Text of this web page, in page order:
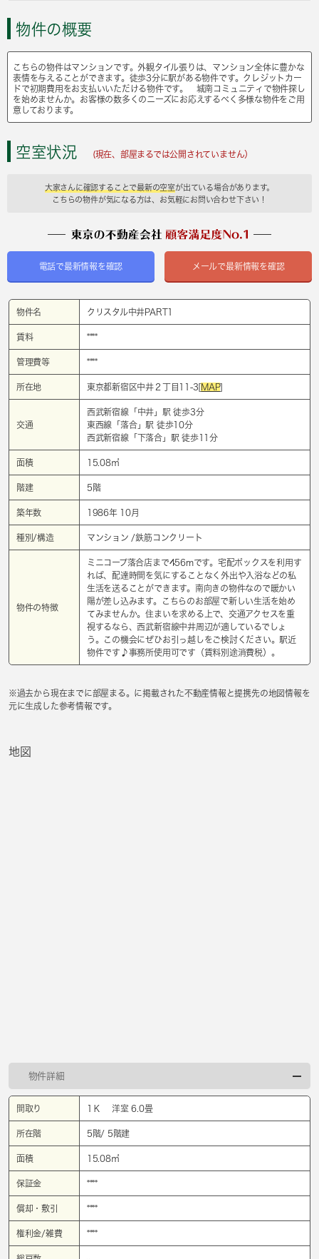
物件の概要
こちらの物件はマンションです。外観タイル張りは、マンション全体に豊かな
表情を与えることができます。徒歩3分に駅がある物件です。クレジットカー
ドで初期費用をお支払いいただける物件です。 城南コミュニティで物件探し
を始めませんか。お客様の数多くのニーズにお応えするべく多様な物件をご用
意しております。
空室状況 (現在、部屋まるでは公開されていません）
大家さんに確認することで最新の空室が出ている場合があります。
こちらの物件が気になる方は、お気軽にお問い合わせ下さい！
電話で最新情報を確認 メールで最新情報を確認
物件名 クリスタル中井PART1
賃料 ****
管理費等 ****
所在地 東京都新宿区中井２丁目11-3[MAP]
交通
西武新宿線「 中井 」駅 徒歩3分
東西線「 落合」駅 徒歩10分
西武新宿線「 下落合」駅 徒歩11分
面積 15.08㎡
階建 5階
築年数 1986年 10月
種別/構造 マンション /鉄筋コンクリート
物件の特徴
ミニコープ落合店まで456mです。宅配ボックスを利用す
れば、配達時間を気にすることなく外出や入浴などの私
生活を送ることができます。南向きの物件なので暖かい
陽が差し込みます。こちらのお部屋で新しい生活を始め
てみませんか。住まいを求める上で、交通アクセスを重
視するなら、西武新宿線中井周辺が適しているでしょ
う。この機会にぜひお引っ越しをご検討ください。駅近
物件です♪事務所使用可です（賃料別途消費税）。
※過去から現在までに部屋まる。に掲載された不動産情報と提携先の地図情報を
元に生成した参考情報です。
地図
物件詳細
間取り 1Ｋ 洋室 6.0畳
所在階 5階/ 5階建
面積 15.08㎡
保証金 ****
償却・敷引 ****
権利金/雑費 ****